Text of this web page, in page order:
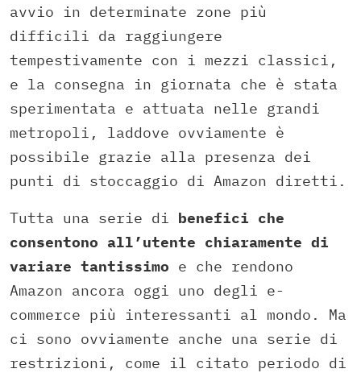
avvio in determinate zone più
difficili da raggiungere
tempestivamente con i mezzi classici,
e la consegna in giornata che è stata
sperimentata e attuata nelle grandi
metropoli, laddove ovviamente è
possibile grazie alla presenza dei
punti di stoccaggio di Amazon diretti.
Tutta una serie di benefici che
consentono all’utente chiaramente di
variare tantissimo e che rendono
Amazon ancora oggi uno degli e-
commerce più interessanti al mondo. Ma
ci sono ovviamente anche una serie di
restrizioni, come il citato periodo di